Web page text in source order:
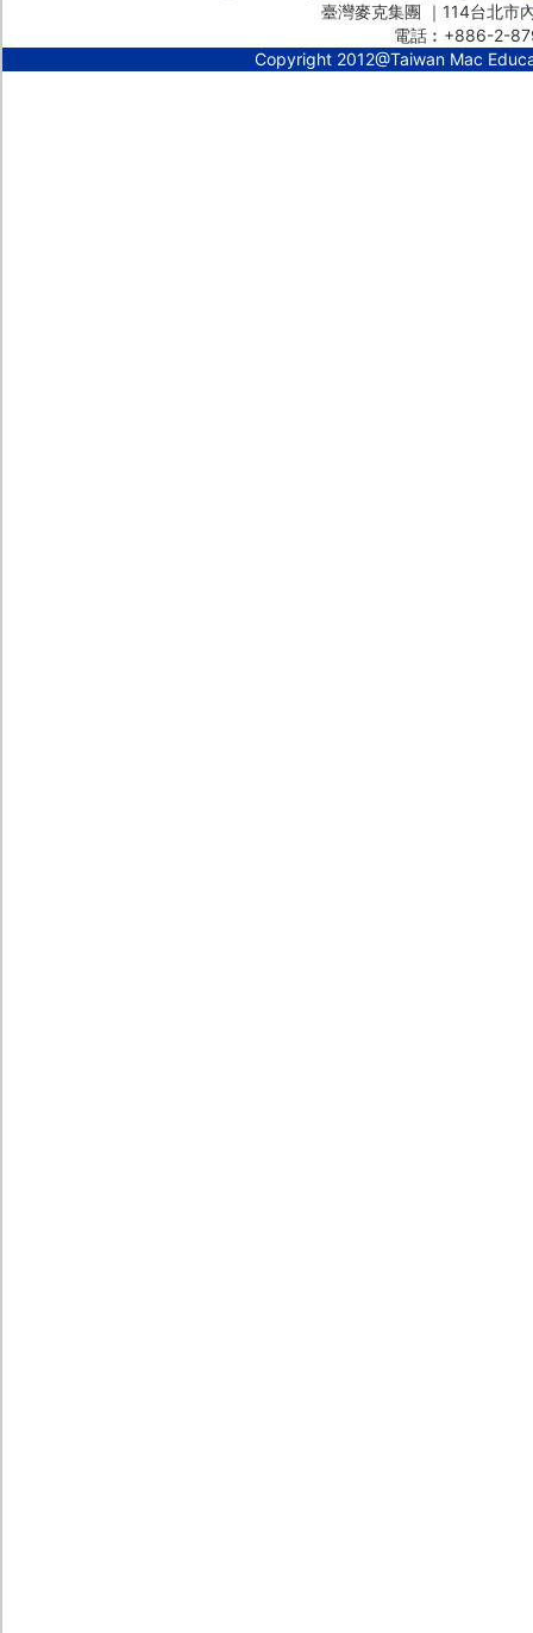
臺灣麥克集團 ｜114台北
電話︰+886-2-
Copyright 2012@Taiwan Mac